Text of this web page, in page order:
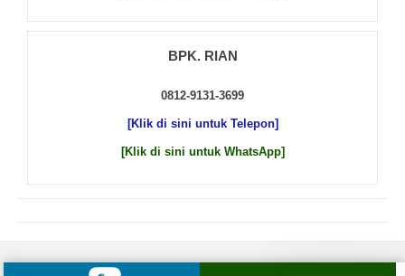
BPK. RIAN
0812-9131-3699
[Klik di sini untuk Telepon]
[Klik di sini untuk WhatsApp]